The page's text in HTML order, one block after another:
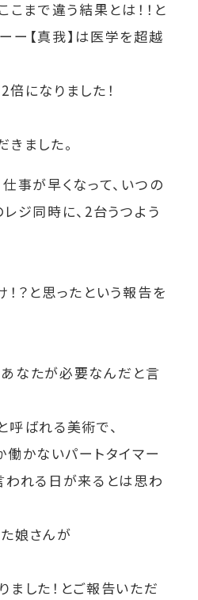
こまで違う結果とは！！と
ー【真我】は医学を超越
になりました！
ました。
事が早くなって、いつの
ジ同時に、2台うつよう
？と思ったという報告を
なたが必要なんだと言
呼ばれる美術で、
働かないパートタイマー
われる日が来るとは思わ
娘さんが
ました！とご報告いただ